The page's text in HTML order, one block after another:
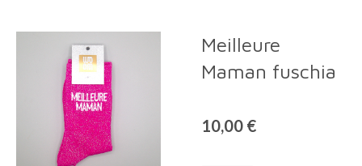
Meilleure
Maman fuschia
10,00 €